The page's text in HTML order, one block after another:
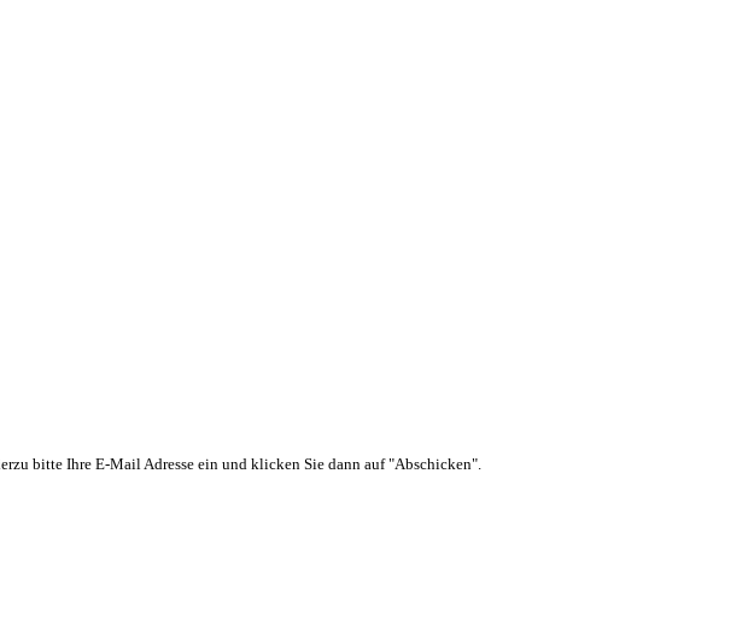
bitte Ihre E-Mail Adresse ein und klicken Sie dann auf "Abschicken".